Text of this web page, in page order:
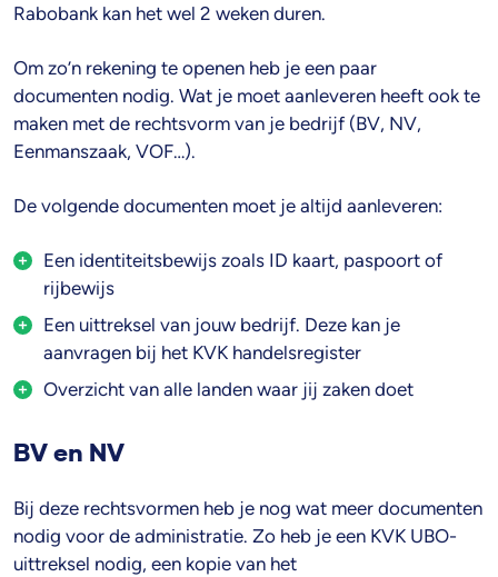
Rabobank kan het wel 2 weken duren.
Om zo’n rekening te openen heb je een paar
documenten nodig. Wat je moet aanleveren heeft ook te
maken met de rechtsvorm van je bedrijf (BV, NV,
Eenmanszaak, VOF…).
De volgende documenten moet je altijd aanleveren:
Een identiteitsbewijs zoals ID kaart, paspoort of
rijbewijs
Een uittreksel van jouw bedrijf. Deze kan je
aanvragen bij het KVK handelsregister
Overzicht van alle landen waar jij zaken doet
BV en NV
Bij deze rechtsvormen heb je nog wat meer documenten
nodig voor de administratie. Zo heb je een KVK UBO-
uittreksel nodig, een kopie van het